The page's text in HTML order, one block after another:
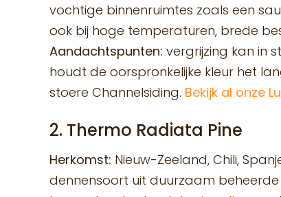
vochtige binnenruimtes zoals een
ook bij hoge temperaturen, brede
Aandachtspunten: vergrijzing kan in
houdt de oorspronkelijke kleur het
stoere Channelsiding. Bekijk al onze
2. Thermo Radiata Pine
Herkomst: Nieuw-Zeeland, Chili,
dennensoort uit duurzaam